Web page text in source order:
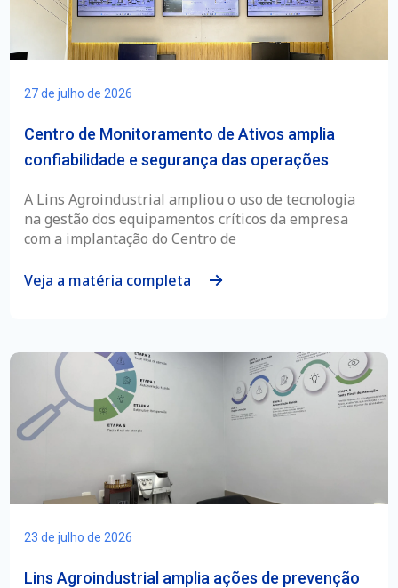
Centro de Monitoramento de Ativos amplia
confiabilidade e segurança das operações
27 de julho de 2026
A Lins Agroindustrial ampliou o uso de tecnologia
na gestão dos equipamentos críticos da empresa
com a implantação do Centro de
Veja a matéria completa
Lins Agroindustrial amplia ações de prevenção
23 de julho de 2026